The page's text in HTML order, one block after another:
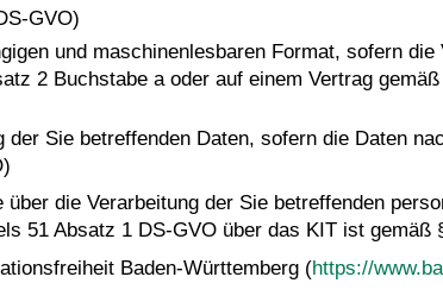
GVO)
und maschinenlesbaren Format, sofern
2 Buchstabe a oder auf einem Vertrag
Sie betreffenden Daten, sofern die Daten
die Verarbeitung der Sie betreffenden
51 Absatz 1 DS-GVO über das KIT ist gemäß
Baden-Württemberg (https://